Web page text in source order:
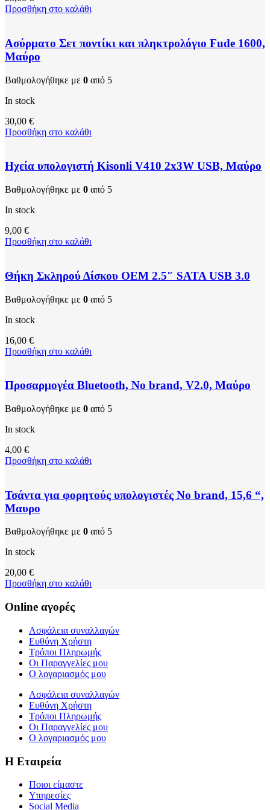
Προσθήκη στο καλάθι
Ασύρματο Σετ ποντίκι και πληκτρολόγιο Fude 1600,
Μαύρο
Βαθμολογήθηκε με 0 από 5
In stock
30,00 €
Προσθήκη στο καλάθι
Ηχεία υπολογιστή Kisonli V410 2x3W USB, Μαύρο
Βαθμολογήθηκε με 0 από 5
In stock
9,00 €
Προσθήκη στο καλάθι
Θήκη Σκληρού Δίσκου ΟΕΜ 2.5″ SATA USB 3.0
Βαθμολογήθηκε με 0 από 5
In stock
16,00 €
Προσθήκη στο καλάθι
Προσαρμογέα Bluetooth, No brand, V2.0, Μαύρο
Βαθμολογήθηκε με 0 από 5
In stock
4,00 €
Προσθήκη στο καλάθι
Τσάντα για φορητούς υπολογιστές No brand, 15,6 “,
Μαυρο
Βαθμολογήθηκε με 0 από 5
In stock
20,00 €
Προσθήκη στο καλάθι
Online αγορές
Ασφάλεια συναλλαγών
Ευθύνη Χρήστη
Τρόποι Πληρωμής
Οι Παραγγελίες μου
Ο λογαριασμός μου
Ασφάλεια συναλλαγών
Ευθύνη Χρήστη
Τρόποι Πληρωμής
Οι Παραγγελίες μου
Ο λογαριασμός μου
Η Εταιρεία
Ποιοι είμαστε
Υπηρεσίες
Social Media